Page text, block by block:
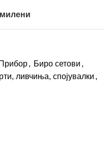
, Биро сетови ,
ливчиња, спојувалки ,